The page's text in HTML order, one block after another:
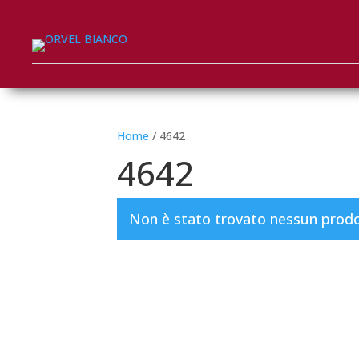
Home / 4642
4642
Non è stato trovato nessun